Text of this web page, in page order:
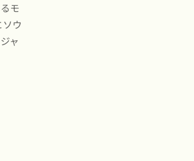
モ
ウ
ャ